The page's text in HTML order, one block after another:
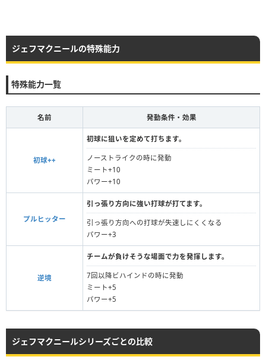
ジェフマクニールの特殊能力
特殊能力一覧
名前 発動条件・効果
初球++
初球に狙いを定めて打ちます。
ノーストライクの時に発動
ミート+10
パワー+10
プルヒッター
引っ張り方向に強い打球が打てます。
引っ張り方向への打球が失速しにくくなる
パワー+3
逆境
チームが負けそうな場面で力を発揮します。
7回以降ビハインドの時に発動
ミート+5
パワー+5
ジェフマクニールシリーズごとの比較